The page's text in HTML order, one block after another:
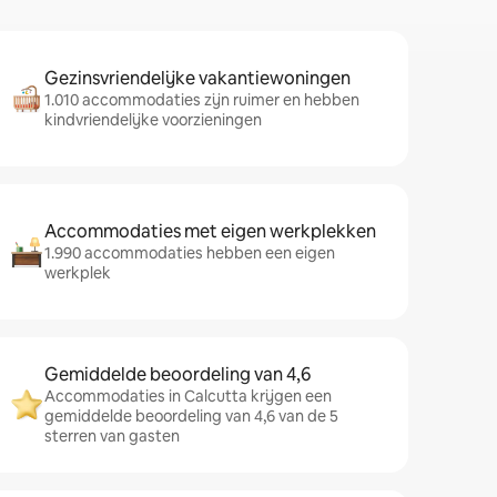
Gezinsvriendelijke vakantiewoningen
1.010 accommodaties zijn ruimer en hebben
kindvriendelijke voorzieningen
Accommodaties met eigen werkplekken
1.990 accommodaties hebben een eigen
werkplek
Gemiddelde beoordeling van 4,6
Accommodaties in Calcutta krijgen een
gemiddelde beoordeling van 4,6 van de 5
sterren van gasten